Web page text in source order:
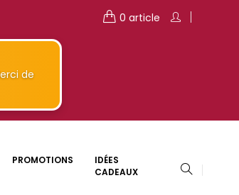
de
0 article
PROMOTIONS
IDÉES
CADEAUX